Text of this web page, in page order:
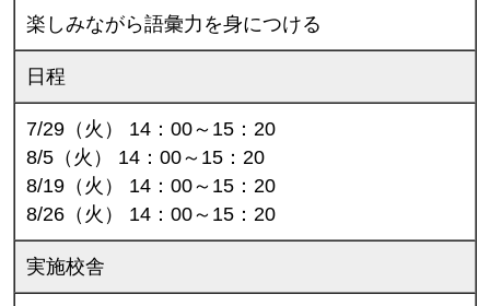
楽しみながら語彙力を身につける
日程
7/29（火） 14：00～15：20
8/5（火） 14：00～15：20
8/19（火） 14：00～15：20
8/26（火） 14：00～15：20
実施校舎